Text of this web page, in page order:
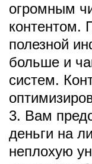
огромным
контентом.
полезной
больше и
систем.
3. Вам
деньги на
неплохую